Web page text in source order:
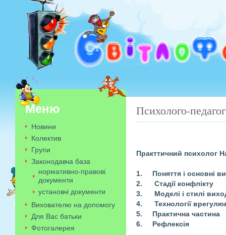
Психолого-
Практтичний психолог
1. Поняття і основні
2.
Стадії конфлікту
3.
Моделі і стилі
4.
Технології
5. Практична частина
6. Рефлексія
Меню
Новини
Колектив
Групи
Законодавча база
нормативно-правові
документи
установчі документи
Вихователю на допомогу
Для Вас батьки
Фотогалерея